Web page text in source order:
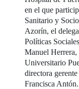
en el que
Sanitario y
Azorín, el
Políticas
Manuel
Universitario
directora gerente
Francisca